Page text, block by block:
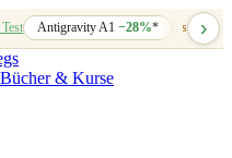
Antigravity A1 −28%* bis 7.8.
›
Bücher & Kurse